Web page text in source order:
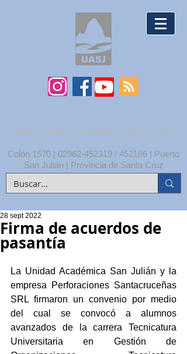
UNPA | UNIDAD ACADÉMICA SAN JULIÁN
Colón 1570 | 02962-452319 / 452186 | Puerto
San Julián | Provincia de Santa Cruz
Firma de acuerdos de
pasantía
28 sept 2022
La Unidad Académica San Julián y la
empresa Perforaciones Santacruceñas
SRL firmaron un convenio por medio
del cual se convocó a alumnos
avanzados de la carrera Tecnicatura
Universitaria en Gestión de